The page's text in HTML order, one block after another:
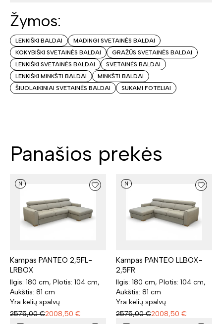
Žymos:
LENKIŠKI BALDAI
MADINGI SVETAINĖS BALDAI
KOKYBIŠKI SVETAINĖS BALDAI
GRAŽŪS SVETAINĖS BALDAI
LENKIŠKI SVETAINĖS BALDAI
SVETAINĖS BALDAI
LENKIŠKI MINKŠTI BALDAI
MINKŠTI BALDAI
ŠIUOLAIKINIAI SVETAINĖS BALDAI
SUKAMI FOTELIAI
Panašios prekės
N
Kampas PANTEO 2,5FL-
LRBOX
Ilgis: 180 cm, Plotis: 104 cm,
Aukštis: 81 cm
Yra kelių spalvų
2575,00 €2008,50 €
N
Kampas PANTEO LLBOX-
2,5FR
Ilgis: 180 cm, Plotis: 104 cm,
Aukštis: 81 cm
Yra kelių spalvų
2575,00 €2008,50 €